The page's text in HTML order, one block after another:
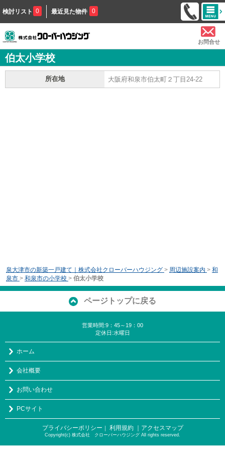
検討リスト 0 最近見た物件 0
お問合せ
伯太小学校
所在地 大阪府和泉市伯太町２丁目24-22
泉大津市の新築一戸建て｜株式会社クローバーハウジング > 周辺施設案内 > 和
泉市 > 和泉市の小学校 > 伯太小学校
ページトップに戻る
営業時間:9：45～19：00
定休日:水曜日
ホーム
会社概要
お問い合わせ
PCサイト
プライバシーポリシー ｜ 利用規約 ｜アクセスマップ
Copyright(c) 株式会社 クローバーハウジング All rights reserved.